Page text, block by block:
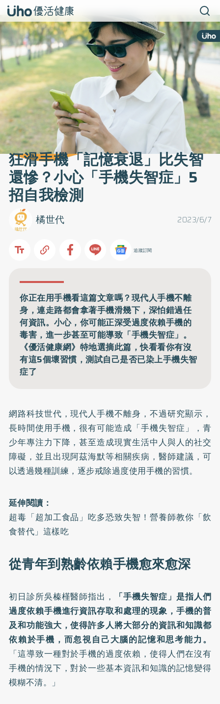
狂滑手機「記憶衰退」比失智
還慘？小心「手機失智症」5
招自我檢測
2023/6/7
橘世代
追蹤訂閱
你正在用手機看這篇文章嗎？現代人手機不離
身，連走路都會拿著手機滑幾下，深怕錯過任
何資訊。小心，你可能正深受過度依賴手機的
毒害，進一步甚至可能導致「手機失智症」。
《優活健康網》特地選摘此篇，快看看你有沒
有這5個壞習慣，測試自己是否已染上手機失智
症了
網路科技世代，現代人手機不離身，不過研究顯示，
長時間使用手機，很有可能造成「手機失智症」，青
少年專注力下降，甚至造成現實生活中人與人的社交
障礙，並且出現阿茲海默等相關疾病，醫師建議，可
以透過幾種訓練，逐步戒除過度使用手機的習慣。
延伸閱讀：
超毒「超加工食品」吃多恐致失智！營養師教你「飲
食替代」這樣吃
從青年到熟齡依賴手機愈來愈深
初日診所吳榛槿醫師指出，
「手機失智症」是指人們
過度依賴手機進行資訊存取和處理的現象，手機的普
及和功能強大，使得許多人將大部分的資訊和知識都
依賴於手機，而忽視自己大腦的記憶和思考能力。
「這導致一種對於手機的過度依賴，使得人們在沒有
手機的情況下，對於一些基本資訊和知識的記憶變得
模糊不清。」